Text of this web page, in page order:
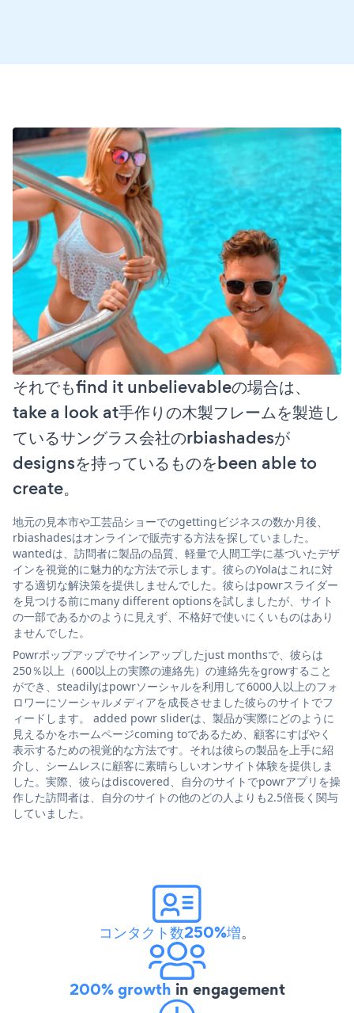
それでもfind it unbelievableの場合は、
take a look at手作りの木製フレームを製造し
ているサングラス会社のrbiashadesが
designsを持っているものをbeen able to
create。
地元の見本市や工芸品ショーでのgettingビジネスの数か月後、
rbiashadesはオンラインで販売する方法を探していました。
wantedは、訪問者に製品の品質、軽量で人間工学に基づいたデザ
インを視覚的に魅力的な方法で示します。彼らのYolaはこれに対
する適切な解決策を提供しませんでした。彼らはpowrスライダー
を見つける前にmany different optionsを試しましたが、サイト
の一部であるかのように見えず、不格好で使いにくいものはあり
ませんでした。
Powrポップアップでサインアップしたjust monthsで、彼らは
250％以上（600以上の実際の連絡先）の連絡先をgrowすること
ができ、steadilyはpowrソーシャルを利用して6000人以上のフォ
ロワーにソーシャルメディアを成長させました彼らのサイトでフ
ィードします。 added powr sliderは、製品が実際にどのように
見えるかをホームページcoming toであるため、顧客にすばやく
表示するための視覚的な方法です。それは彼らの製品を上手に紹
介し、シームレスに顧客に素晴らしいオンサイト体験を提供しま
した。実際、彼らはdiscovered、自分のサイトでpowrアプリを操
作した訪問者は、自分のサイトの他のどの人よりも2.5倍長く関与
していました。
コンタクト数250%増。
200% growth in engagement